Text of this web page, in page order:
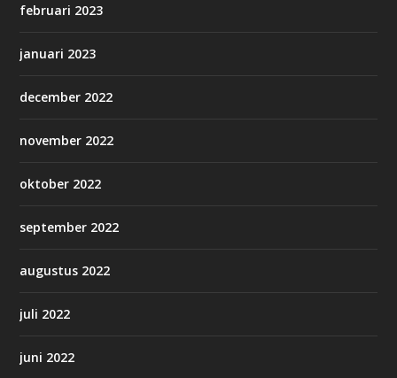
februari 2023
januari 2023
december 2022
november 2022
oktober 2022
september 2022
augustus 2022
juli 2022
juni 2022